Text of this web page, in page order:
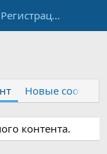
Регистрация
Новые
контента.